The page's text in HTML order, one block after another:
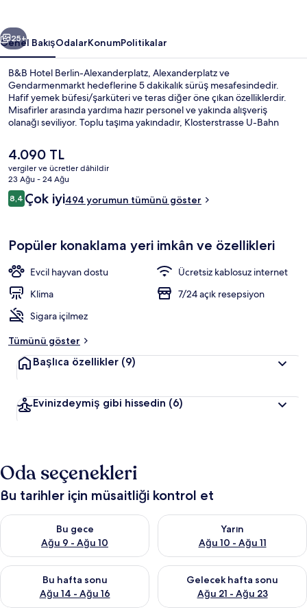
Sonraki
25+
Genel BakışOdalarKonumPolitikalar
B&B Hotel Berlin-Alexanderplatz, Alexanderplatz ve
Gendarmenmarkt hedeflerine 5 dakikalık sürüş mesafesindedir.
Hafif yemek büfesi/şarküteri ve teras diğer öne çıkan özelliklerdir.
Misafirler arasında yardıma hazır personel ve yakında alışveriş
olanağı seviliyor. Toplu taşıma yakındadır, Klosterstrasse U-Bahn
yürüme mesafesinde bulunur.
Şu
anki
fiyat
4.090 TL
4.090 TL
vergiler ve ücretler dâhildir
23 Ağu - 24 Ağu
Yorumlar
8,48,4/10
Çok iyi494 yorumun tümünü göster
Popüler konaklama yeri imkân ve özellikleri
Evcil hayvan dostu
Ücretsiz kablosuz internet
Klima
7/24 açık resepsiyon
Sigara içilmez
Tümünü göster
Başlıca özellikler (9)
Evinizdeymiş gibi hissedin (6)
Oda seçenekleri
Bu tarihler için müsaitliği kontrol et
Bu gece
Ağu 9 - Ağu 10
Bu gece için müsaitliği kontrol et Ağu 9 - Ağu 10
Yarın
Ağu 10 - Ağu 11
Yarın için müsaitliği kontrol et
Bu hafta sonu
Ağu 14 - Ağu 16
Bu hafta sonu için müsaitliği kontrol et Ağu 14 - Ağu 16
Gelecek hafta sonu
Ağu 21 - Ağu 23
Önümüzdeki hafta sonu için